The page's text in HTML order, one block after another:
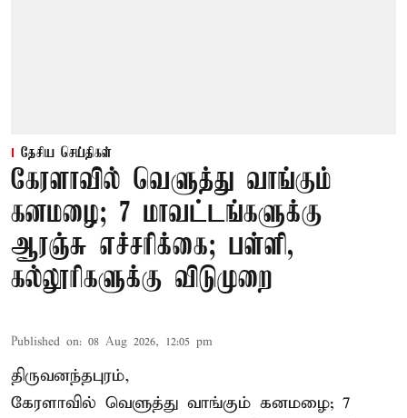
தேசிய செய்திகள்
கேரளாவில் வெளுத்து வாங்கும்
கனமழை; 7 மாவட்டங்களுக்கு
ஆரஞ்சு எச்சரிக்கை; பள்ளி,
கல்லூரிகளுக்கு விடுமுறை
Published on: 08 Aug 2026, 12:05 pm
திருவனந்தபுரம்,
கேரளாவில் வெளுத்து வாங்கும் கனமழை; 7